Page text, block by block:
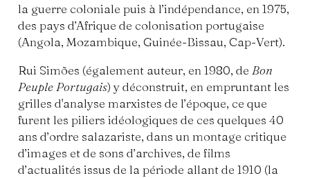
la guerre coloniale puis à l’indépendance, en 1975,
des pays d’Afrique de colonisation portugaise
(Angola, Mozambique, Guinée-Bissau, Cap-Vert).
Rui Simões (également auteur, en 1980, deBon
Peuple Portugais) y déconstruit, en empruntant les
grilles d'analyse marxistes de l’époque, ce que
furent les piliers idéologiques de ces quelques 40
ans d’ordre salazariste, dans un montage critique
d’images et de sons d’archives, de films
d’actualités issus de la période allant de 1910 (la